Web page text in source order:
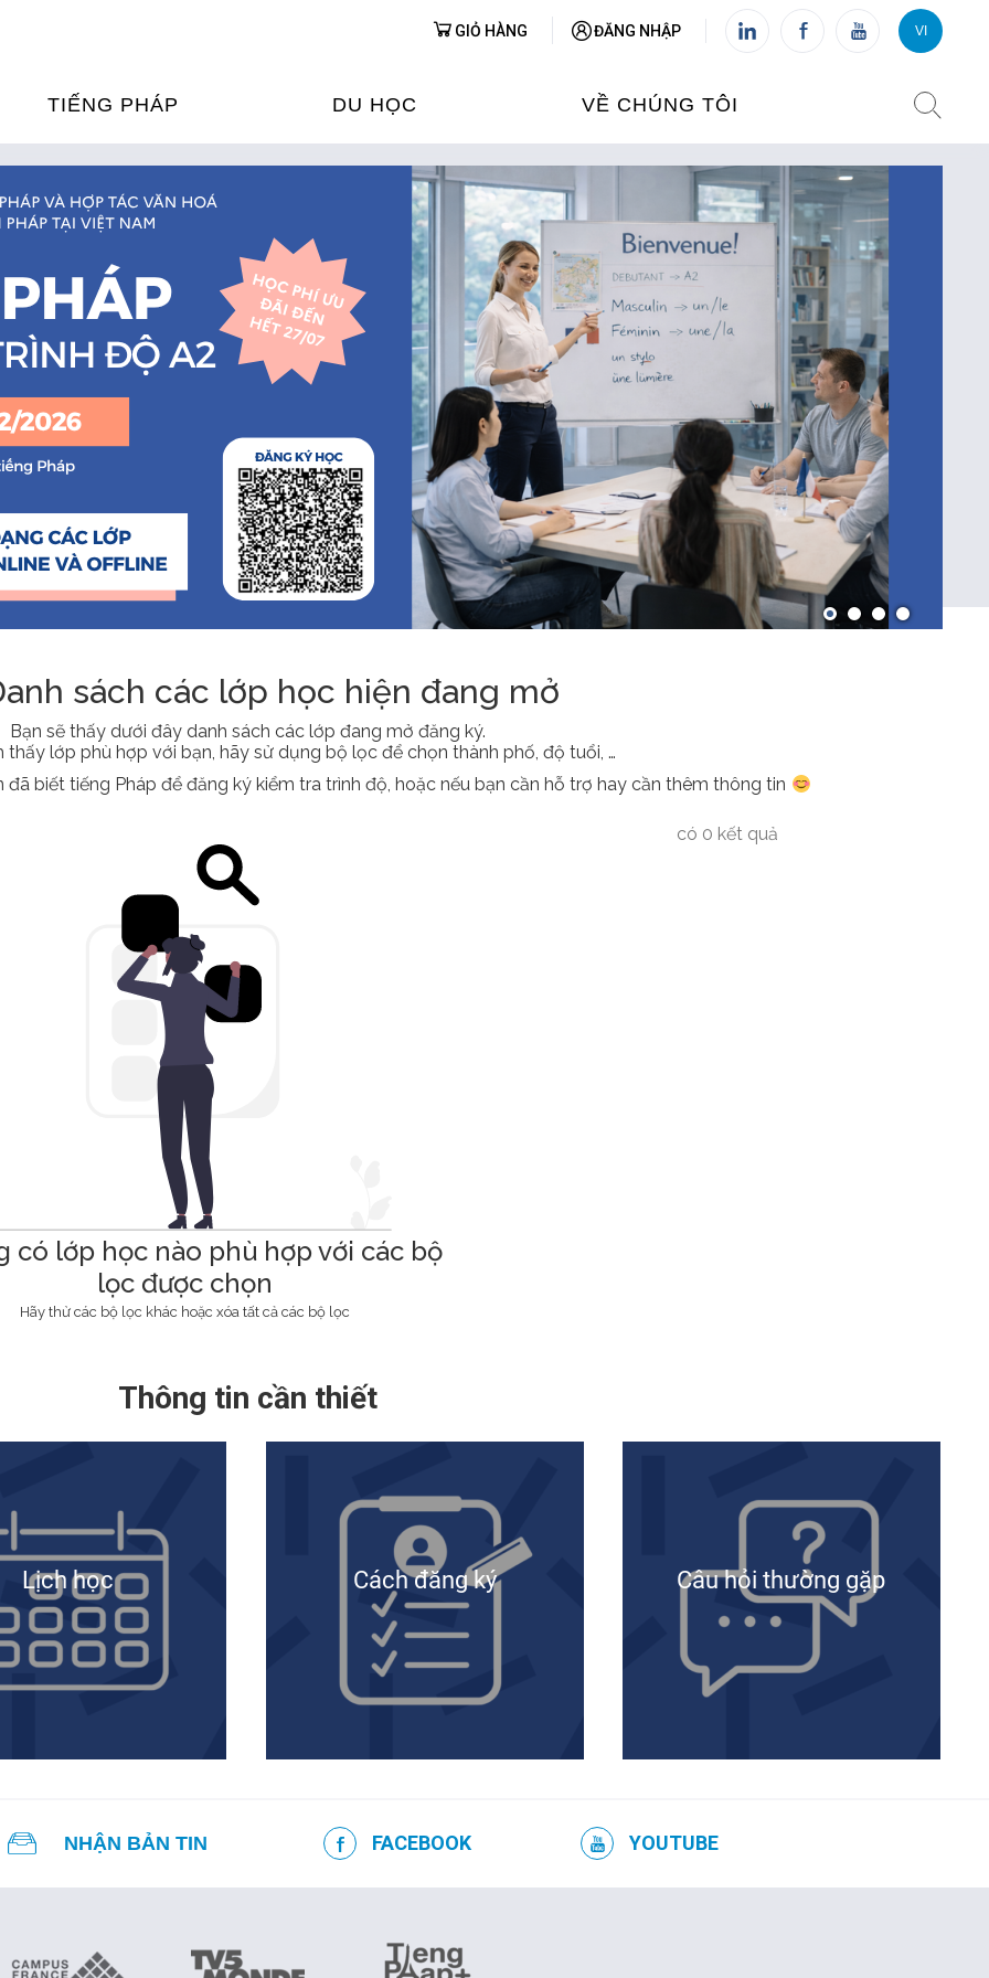
TIẾNG PHÁP
TIẾNG PHÁP NGAY TẠI
TIẾNG PHÁP
DU HỌC
DU HỌC PHÁP
CHƯƠNG TRÌNH ĐÀO TẠO
CỦA PHÁP TẠI VIỆT NAM
FRANCE ALUMNI VIỆT NAM
VỀ CHÚNG TÔI
VIỆN PHÁP TẠI VIỆT NAM
CHI NHÁNH: HÀ NỘI
CHI NHÁNH: HUẾ
CHI NHÁNH: ĐÀ NẴNG
CHI NHÁNH: TPHCM
TUYỂN DỤNG
GIỎ HÀNG ĐĂNG NHẬP VI
VI FR
sách các lớp học hiện đang mở
Bạn sẽ thấy dưới đây danh sách các lớp đang mở đăng ký.
lớp phù hợp với bạn, hãy sử dụng bộ lọc để chọn thành phố, độ tuổi, …
đã biết tiếng Pháp để đăng ký kiểm tra trình độ, hoặc nếu bạn cần hỗ trợ hay cần thêm thông tin
có 0 kết quả
có lớp học nào phù hợp với các bộ
lọc được chọn
Hãy thử các bộ lọc khác hoặc xóa tất cả các bộ lọc
Thông tin cần thiết
Lịch học
Huế
Đà Nẵng
Cách đăng ký
Hà Nội
Huế
Đà Nẵng
Câu hỏi thường gặp
Tài khoản học Viên IFV
Hà Nội
Huế
NHẬN BẢN TIN FACEBOOK YOUTUBE